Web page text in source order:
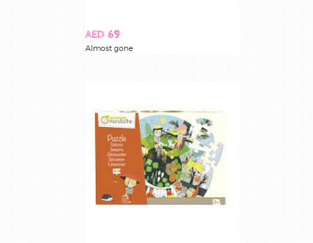
AED 69
Almost gone